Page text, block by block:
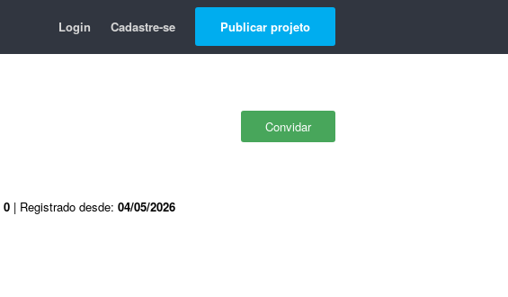
Login Cadastre-se Publicar projeto
Convidar
0 | Registrado desde: 04/05/2026